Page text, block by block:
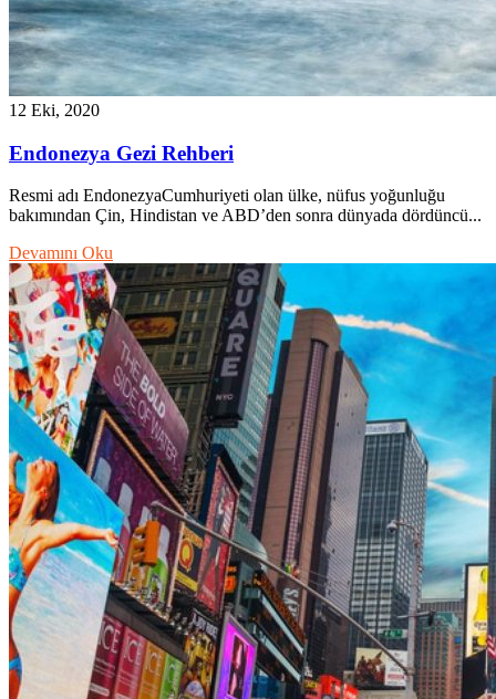
12 Eki, 2020
Endonezya Gezi Rehberi
Resmi adı EndonezyaCumhuriyeti olan ülke, nüfus yoğunluğu
bakımından Çin, Hindistan ve ABD’den sonra dünyada dördüncü...
Devamını Oku